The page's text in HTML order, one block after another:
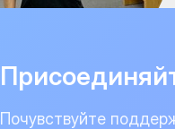
Почувствуйте